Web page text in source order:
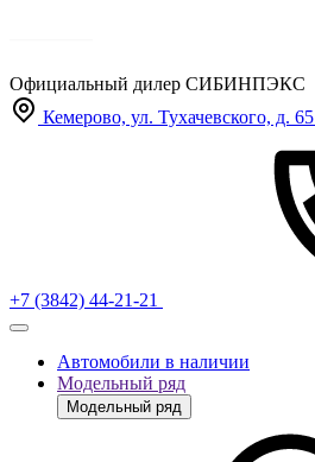
Официальный дилер СИБИНПЭКС
Кемерово, ул. Тухачевского, д. 65
+7 (3842) 44-21-21
Автомобили в наличии
Модельный ряд
Модельный ряд